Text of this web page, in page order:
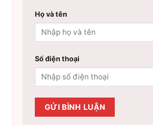
Họ và tên
Số điện thoại